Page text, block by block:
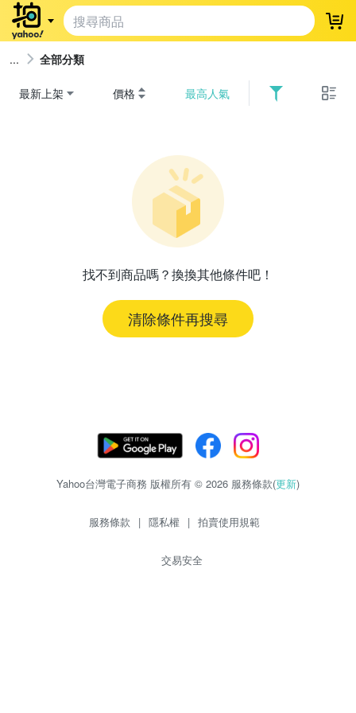
登
全部分類
最新上架 價格 最高人氣
找不到商品嗎？換換其他條件吧！
清除條件再搜尋
Yahoo台灣電子商務 版權所有 © 2026 服務條款(更新)
服務條款 | 隱私權 | 拍賣使用規範
交易安全